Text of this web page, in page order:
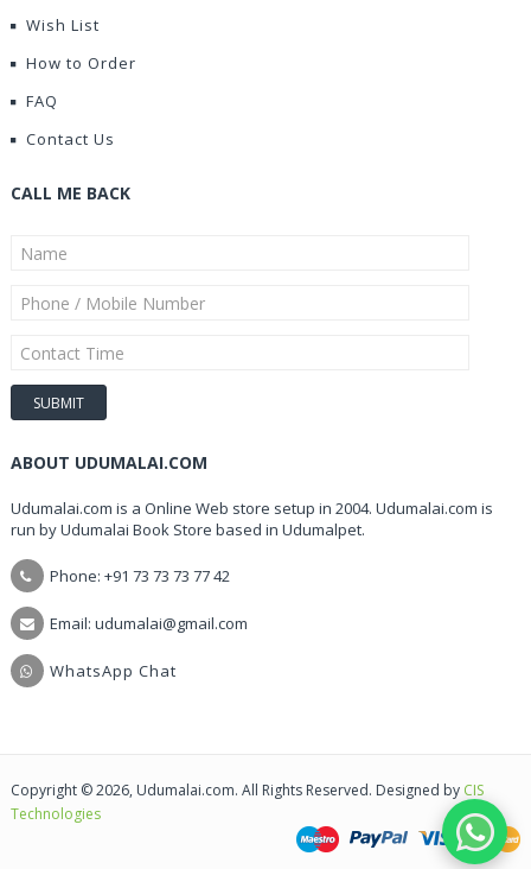
Wish List
How to Order
FAQ
Contact Us
CALL ME BACK
ABOUT UDUMALAI.COM
Udumalai.com is a Online Web store setup in 2004. Udumalai.com is
run by Udumalai Book Store based in Udumalpet.
Phone: +91 73 73 73 77 42
Email: udumalai@gmail.com
WhatsApp Chat
Copyright © 2026, Udumalai.com. All Rights Reserved. Designed by CIS
Technologies